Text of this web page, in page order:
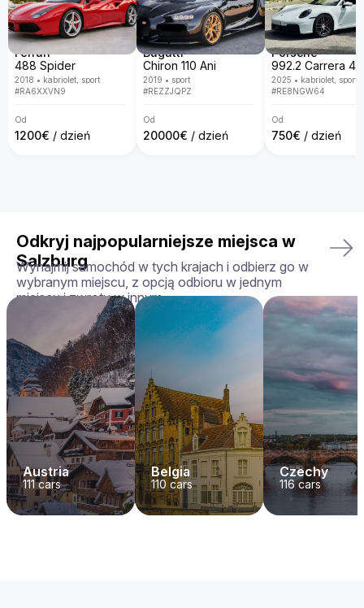
otrzymasz dokładnie ten model, który wybrałeś – w idealnym
stanie. Dbamy o to, aby wynajem był komfortowy,
bezproblemowy i dostosowany do Twoich potrzeb.
Twoja idealna jazda czeka — zarezerwuj Aston Martin
Rapide już dziś!
Ferrari
488 Spider
2018 • kabriolet, sport
#RA6XXVN9
Od
1200€ / dzień
Bugatti
Chiron 110 Ani
2019 • sport
#REZZJQPZ
Od
20000€ / dzień
Porsche
2025 • kabriolet, sport
#RE8NGW64
Od
750€ / dzień
Odkryj najpopularniejsze miejsca w
Salzburg
Wynajmij samochód w tych krajach i odbierz go w
wybranym miejscu, z opcją odbioru w jednym
miejscu i zwrotu w innym.
Austria
111cars
Belgia
110 cars
Czechy
116cars